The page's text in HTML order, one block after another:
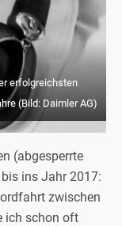
erfolgreichsten
(Bild: Daimler AG)
(abgesperrte
ins Jahr 2017:
zwischen
ich schon oft